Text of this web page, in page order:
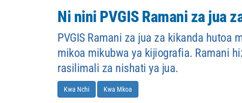
Ni nini PVGIS Ramani za jua
PVGIS Ramani za jua za kikanda hutoa
mikoa mikubwa ya kijiografia. Ramani
rasilimali za nishati ya jua.
Kwa Nchi Kwa Mkoa
017.5